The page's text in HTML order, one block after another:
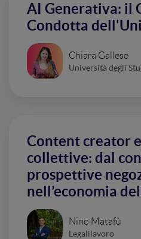
AI Generativa: il
Condotta
Chiara Gallese
Università degli
Content creator
collettive: dal
prospettive
nell’economia
Nino Matafù
Legalilavoro